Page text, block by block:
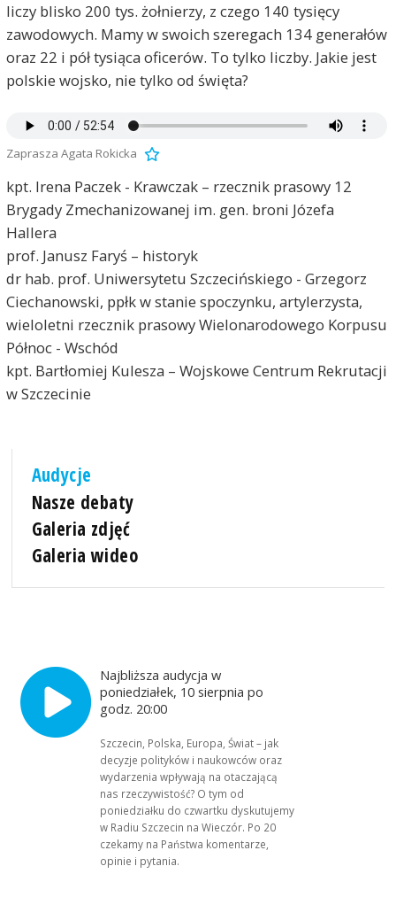
liczy blisko 200 tys. żołnierzy, z czego 140 tysięcy
zawodowych. Mamy w swoich szeregach 134 generałów
oraz 22 i pół tysiąca oficerów. To tylko liczby. Jakie jest
polskie wojsko, nie tylko od święta?
Zaprasza Agata Rokicka
kpt. Irena Paczek - Krawczak – rzecznik prasowy 12
Brygady Zmechanizowanej im. gen. broni Józefa
Hallera
prof. Janusz Faryś – historyk
dr hab. prof. Uniwersytetu Szczecińskiego - Grzegorz
Ciechanowski, ppłk w stanie spoczynku, artylerzysta,
wieloletni rzecznik prasowy Wielonarodowego Korpusu
Północ - Wschód
kpt. Bartłomiej Kulesza – Wojskowe Centrum Rekrutacji
w Szczecinie
Audycje
Nasze debaty
Galeria zdjęć
Galeria wideo
Najbliższa audycja w
poniedziałek, 10 sierpnia po
godz. 20:00
Szczecin, Polska, Europa, Świat – jak
decyzje polityków i naukowców oraz
wydarzenia wpływają na otaczającą
nas rzeczywistość? O tym od
poniedziałku do czwartku dyskutujemy
w Radiu Szczecin na Wieczór. Po 20
czekamy na Państwa komentarze,
opinie i pytania.